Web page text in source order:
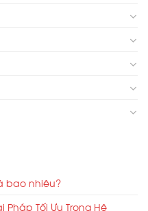
bao nhiêu?
Pháp Tối Ưu Trong Hệ